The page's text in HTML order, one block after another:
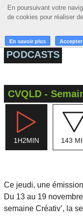
En poursuivant votre
de cookies pour réaliser
En savoir plus Accepter
En poursuivant votre
de cookies pour réaliser
En savoir plus Accepter
ACCUEIL
GRILLE
MUSIQUE
ACTIONS
PODCASTS
CVQLD -
1H2MIN 143
Ce jeudi, une
Du 13 au 19
semaine Créativ’, la